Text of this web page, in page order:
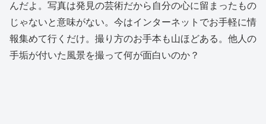
んだよ。写真は発見の芸術だから自分の心に留まったもの
じゃないと意味がない。今はインターネットでお手軽に情
報集めて行くだけ。撮り方のお手本も山ほどある。他人の
手垢が付いた風景を撮って何が面白いのか？